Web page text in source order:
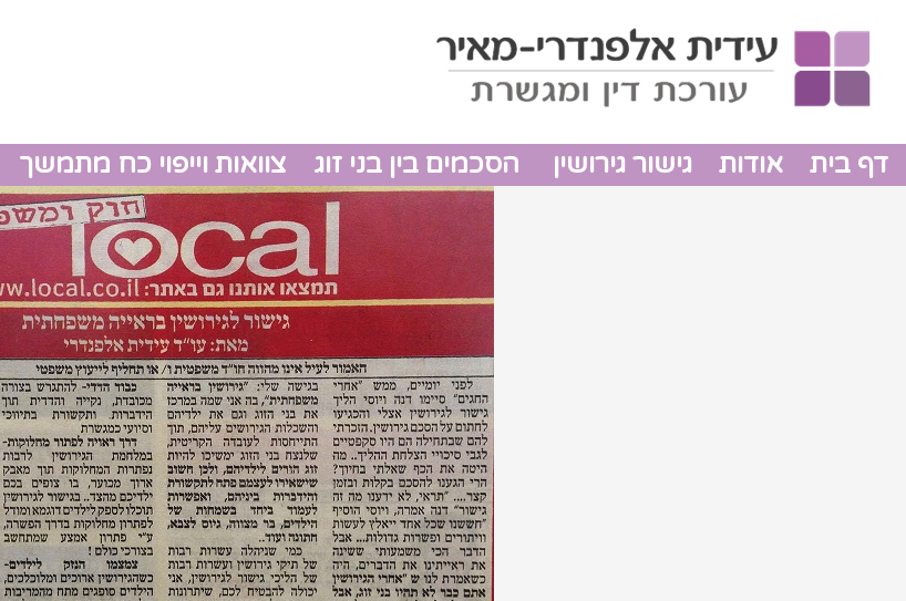
דף בית אודות גישור גירושין הסכמים בין בני זוג צוואות וייפוי כח מתמשך